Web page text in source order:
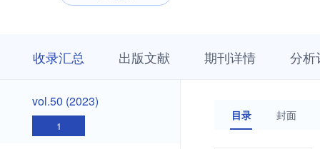
收录汇总 出版文献 期刊详情 分析
vol.50
(2023)
vol.50 (2023)
1
目录 封面